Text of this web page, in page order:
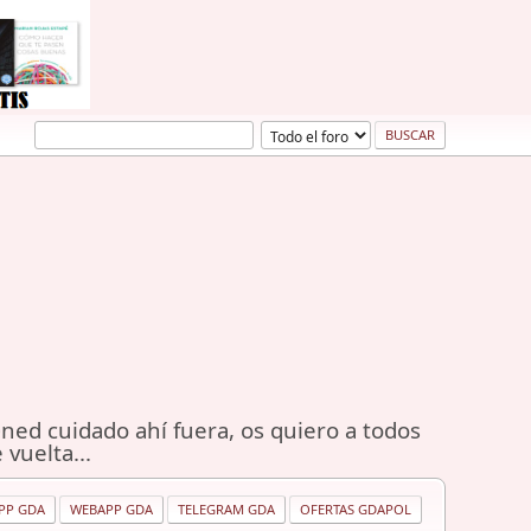
cuidado ahí fuera, os quiero a todos
vuelta...
GDA WEBAPP GDA TELEGRAM GDA OFERTAS GDAPOL